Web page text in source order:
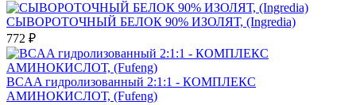
СЫВОРОТОЧНЫЙ БЕЛОК 90% ИЗОЛЯТ, (Ingredia)
772 ₽
BCAA гидролизованный 2:1:1 - КОМПЛЕКС
АМИНОКИСЛОТ, (Fufeng)